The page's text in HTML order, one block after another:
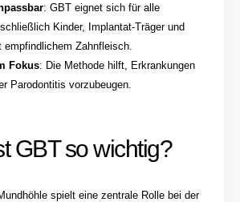
: GBT eignet sich für alle
Kinder, Implantat-Träger und
empfindlichem Zahnfleisch.
Fokus: Die Methode hilft, Erkrankungen
Parodontitis vorzubeugen.
GBT so wichtig?
spielt eine zentrale Rolle bei der